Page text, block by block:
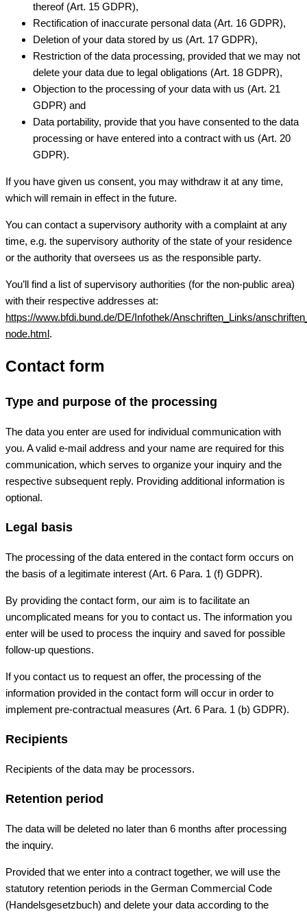
thereof (Art. 15 GDPR),
Rectification of inaccurate personal data (Art. 16 GDPR),
Deletion of your data stored by us (Art. 17 GDPR),
Restriction of the data processing, provided that we may not
delete your data due to legal obligations (Art. 18 GDPR),
Objection to the processing of your data with us (Art. 21
GDPR) and
Data portability, provide that you have consented to the data
processing or have entered into a contract with us (Art. 20
GDPR).
If you have given us consent, you may withdraw it at any time,
which will remain in effect in the future.
You can contact a supervisory authority with a complaint at any
time, e.g. the supervisory authority of the state of your residence
or the authority that oversees us as the responsible party.
You’ll find a list of supervisory authorities (for the non-public area)
with their respective addresses at:
https://www.bfdi.bund.de/DE/Infothek/Anschriften_Links/
node.html.
Contact form
Type and purpose of the processing
The data you enter are used for individual communication with
you. A valid e-mail address and your name are required for this
communication, which serves to organize your inquiry and the
respective subsequent reply. Providing additional information is
optional.
Legal basis
The processing of the data entered in the contact form occurs on
the basis of a legitimate interest (Art. 6 Para. 1 (f) GDPR).
By providing the contact form, our aim is to facilitate an
uncomplicated means for you to contact us. The information you
enter will be used to process the inquiry and saved for possible
follow-up questions.
If you contact us to request an offer, the processing of the
information provided in the contact form will occur in order to
implement pre-contractual measures (Art. 6 Para. 1 (b) GDPR).
Recipients
Recipients of the data may be processors.
Retention period
The data will be deleted no later than 6 months after processing
the inquiry.
Provided that we enter into a contract together, we will use the
statutory retention periods in the German Commercial Code
(Handelsgesetzbuch) and delete your data according to the